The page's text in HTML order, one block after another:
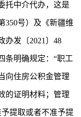
托中介代办，这是
350号）及《新疆维
办发〔2021〕48
条明确规定：“职工
向住房公积金管理
的证明材料；管理
提取或者不准予提